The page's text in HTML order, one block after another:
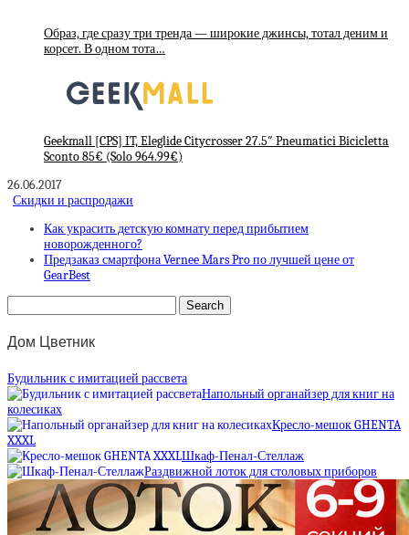
Образ, где сразу три тренда — широкие джинсы, тотал деним и
корсет. В одном тота…
Geekmall [CPS] IT, Eleglide Citycrosser 27.5″ Pneumatici Bicicletta
Sconto 85€ (Solo 964.99€)
26.06.2017
Скидки и распродажи
Как украсить детскую комнату перед прибытием
новорожденного?
Предзаказ смартфона Vernee Mars Pro по лучшей цене от
GearBest
Дом Цветник
Будильник с имитацией рассвета
Напольный органайзер для книг на
колесиках
Кресло-мешок GHENTA
XXXL
Шкаф-Пенал-Стеллаж
Раздвижной лоток для столовых приборов